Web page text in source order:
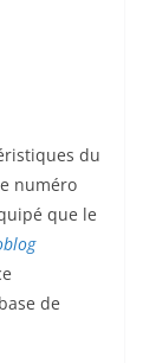
du
numéro
que le
de